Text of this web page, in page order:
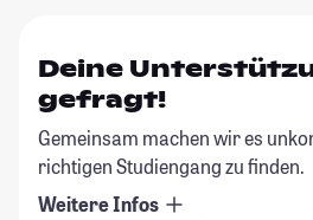
Deine
gefragt!
Gemeinsam machen wir es
richtigen Studiengang zu finden.
Weitere Infos